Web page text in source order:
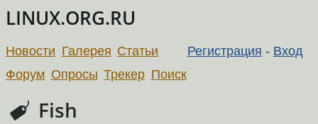
LINUX.ORG.RU
Регистрация - Вход
Новости Галерея Статьи
Форум Опросы Трекер Поиск
Fish